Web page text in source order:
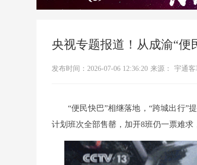
央视专题报道！从成渝“便
发布时间：2026-07-06 12:36:20 来源： 宇通客
“便民快巴”相继落地，“跨城出行”
计划班次全部售罄，加开8班仍一票难求